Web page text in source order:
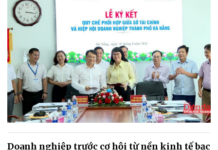
Doanh nghiệp trước cơ hội từ nền kinh tế bạc